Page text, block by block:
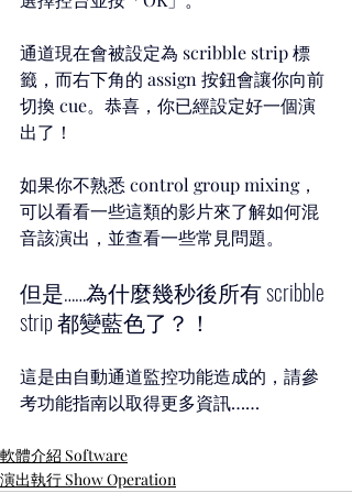
通道現在會被設定為 scribble strip 標
籤，而右下角的 assign 按鈕會讓你向前
切換 cue。恭喜，你已經設定好一個演
出了！
如果你不熟悉 control group mixing，
可以看看一些這類的影片來了解如何混
音該演出，並查看一些常見問題。
但是……為什麼幾秒後所有 scribble
strip 都變藍色了？！
這是由自動通道監控功能造成的，請參
考功能指南以取得更多資訊……
軟體介紹 Software
演出執行 Show Operation